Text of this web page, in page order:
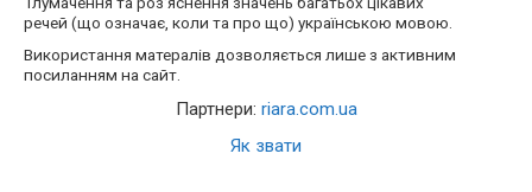
речей (що означає, коли та про що) українською мовою.
Використання матералів дозволяється лише з активним
посиланням на сайт.
Партнери: riara.com.ua
Як звати